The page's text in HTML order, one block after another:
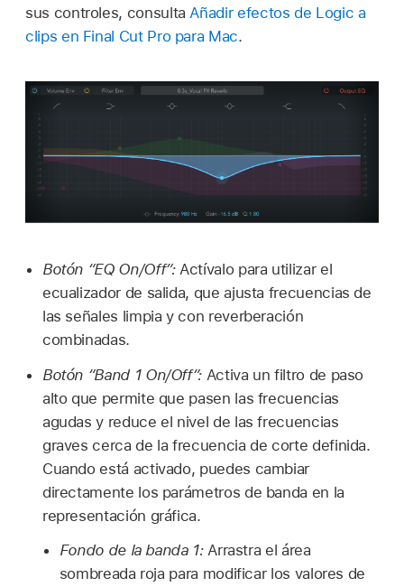
sus controles, consulta Añadir efectos de Logic a
clips en Final Cut Pro para Mac.
Botón “EQ On/Off”: Actívalo para utilizar el
ecualizador de salida, que ajusta frecuencias de
las señales limpia y con reverberación
combinadas.
Botón “Band 1 On/Off”: Activa un filtro de paso
alto que permite que pasen las frecuencias
agudas y reduce el nivel de las frecuencias
graves cerca de la frecuencia de corte definida.
Cuando está activado, puedes cambiar
directamente los parámetros de banda en la
representación gráfica.
Fondo de la banda 1:Arrastra el área
sombreada roja para modificar los valores de